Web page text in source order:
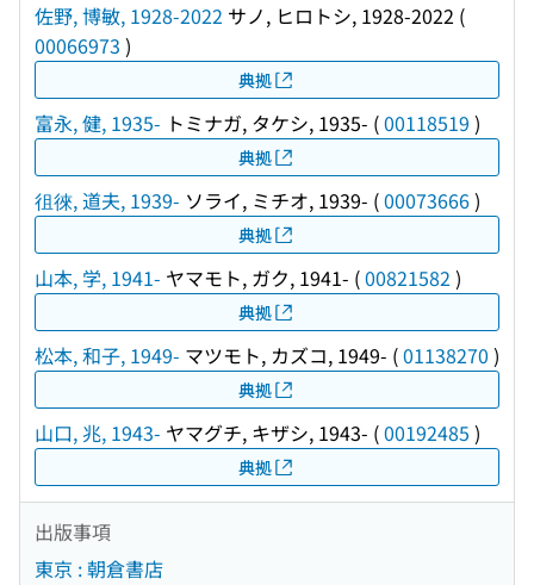
佐野, 博敏, 1928-2022 サノ, ヒロトシ, 1928-2022 (
00066973 )
典拠
富永, 健, 1935- トミナガ, タケシ, 1935- (00118519 )
典拠
徂徠, 道夫, 1939- ソライ, ミチオ, 1939- (00073666)
典拠
山本, 学, 1941- ヤマモト, ガク, 1941- (00821582 )
典拠
松本, 和子, 1949- マツモト, カズコ, 1949- (01138270 )
典拠
山口, 兆, 1943- ヤマグチ, キザシ, 1943- (00192485 )
典拠
出版事項
東京 : 朝倉書店